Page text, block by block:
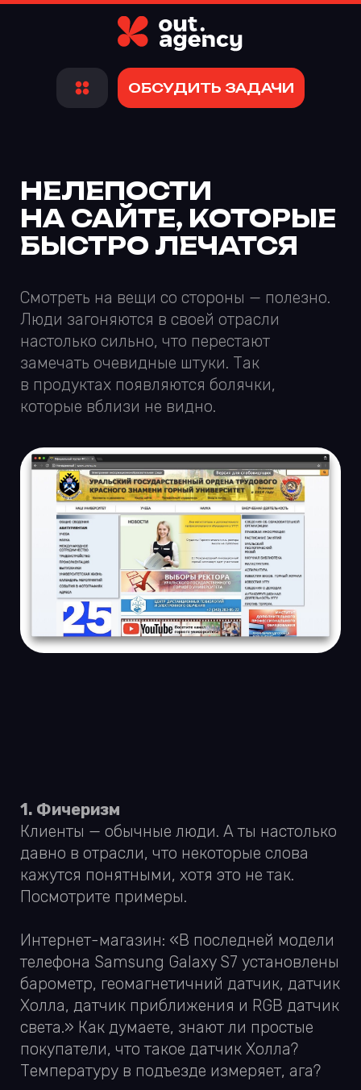
ОБСУДИТЬ ЗАДАЧИ
НА САЙТЕ, КОТОРЫЕ
БЫСТРО ЛЕЧАТСЯ
Смотреть на вещи со стороны — полезно.
Люди загоняются в своей отрасли
замечать очевидные штуки. Так
в продуктах появляются болячки,
которые вблизи не видно.
1. Фичеризм
Холла, датчик приближения и RGB датчик
света.» Как думаете, знают ли простые
покупатели, что такое датчик Холла?
Температуру в подъезде измеряет, ага?
Стоматологическая клиника:
челюстей (3D) или конкретно
запланированного места. Это
исследование позволит измерить объём
костной ткани по ширине и высоте, что
невозможно при традиционных
панорамных или прицельных рентген
снимках.» А я, знаете ли, сторонник
традиционных панорамных снимков!
Не надо 3D снимок, я на Аватар 3D как-то